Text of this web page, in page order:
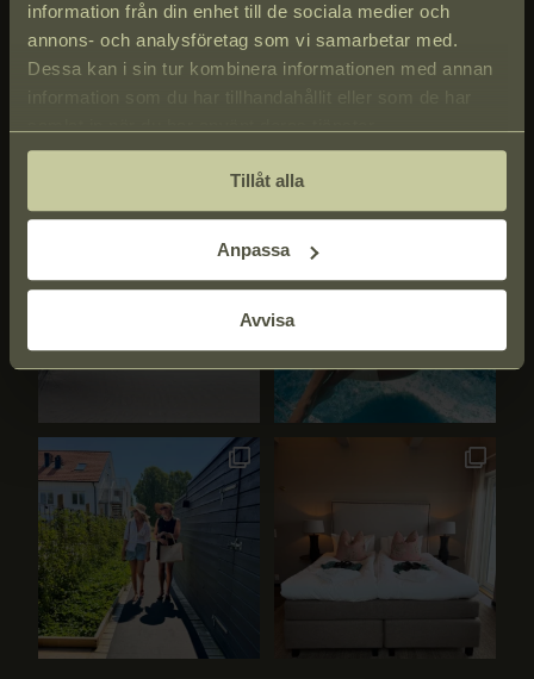
information från din enhet till de sociala medier och
annons- och analysföretag som vi samarbetar med.
Dessa kan i sin tur kombinera informationen med annan
Tillåt alla
Anpassa
Avvisa